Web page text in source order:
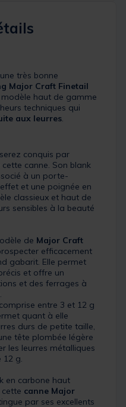
très bonne
Major Craft Finetail
haut de gamme
techniques qui
aux leurres.
conquis par
canne. Son blank
à un porte-
et une poignée en
classieux et haut de
sensibles à la beauté
de Major Craft
efficacement
gabarit. Elle permet
et offre un
et des ferrages à
entre 3 et 12 g
quant à elle
durs de petite taille,
tête plombée légère
les leurres métalliques
12 g.
en carbone haut
canne Major
par ses excellents